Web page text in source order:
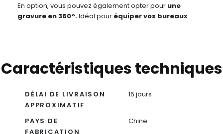
En option, vous pouvez également opter pour une
gravure en 360°.Idéal pour équiper vos bureaux.
Caractéristiques techniques
DÉLAI DE LIVRAISON
APPROXIMATIF
15 jours
PAYS DE
FABRICATION
Chine